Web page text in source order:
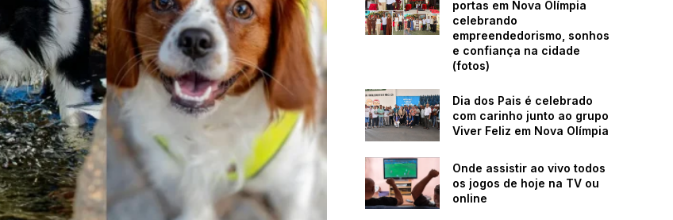
portas em Nova Olímpia
celebrando
empreendedorismo, sonhos
e confiança na cidade
(fotos)
Dia dos Pais é celebrado
com carinho junto ao grupo
Viver Feliz em Nova Olímpia
Onde assistir ao vivo todos
os jogos de hoje na TV ou
online